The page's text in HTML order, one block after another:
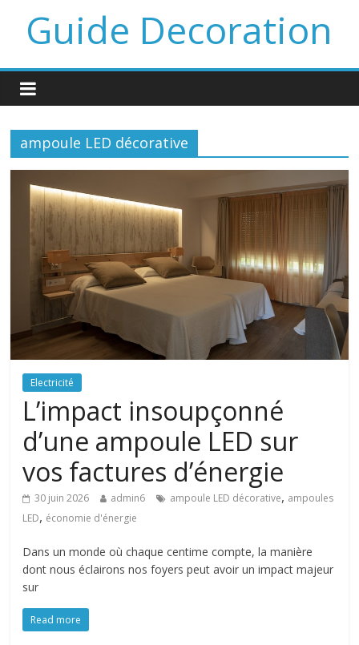
Guide Decoration
ampoule LED décorative
Electricité
L’impact insoupçonné
d’une ampoule LED sur
vos factures d’énergie
30 juin 2026 admin6 ampoule LED décorative, ampoules
LED, économie d'énergie
Dans un monde où chaque centime compte, la manière
dont nous éclairons nos foyers peut avoir un impact majeur
sur
Read more